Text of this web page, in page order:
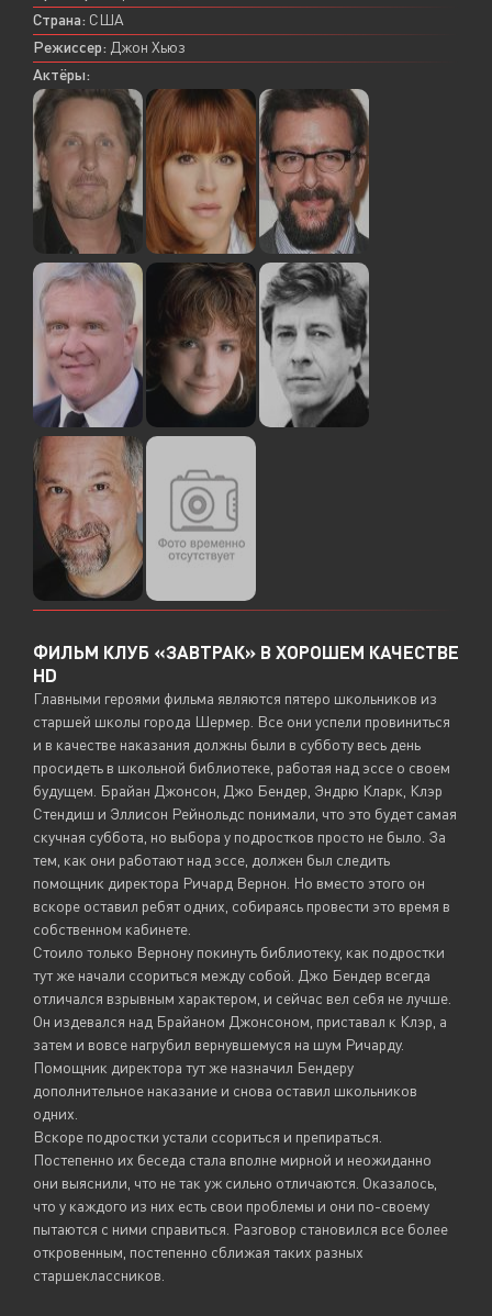
Страна: США
Режиссер: Джон Хьюз
Актёры:
ФИЛЬМ КЛУБ «ЗАВТРАК» В ХОРОШЕМ КАЧЕСТВЕ
HD
Главными героями фильма являются пятеро школьников из
старшей школы города Шермер. Все они успели провиниться
и в качестве наказания должны были в субботу весь день
просидеть в школьной библиотеке, работая над эссе о своем
будущем. Брайан Джонсон, Джо Бендер, Эндрю Кларк, Клэр
Стендиш и Эллисон Рейнольдс понимали, что это будет самая
скучная суббота, но выбора у подростков просто не было. За
тем, как они работают над эссе, должен был следить
помощник директора Ричард Вернон. Но вместо этого он
вскоре оставил ребят одних, собираясь провести это время в
собственном кабинете.
Стоило только Вернону покинуть библиотеку, как подростки
тут же начали ссориться между собой. Джо Бендер всегда
отличался взрывным характером, и сейчас вел себя не лучше.
Он издевался над Брайаном Джонсоном, приставал к Клэр, а
затем и вовсе нагрубил вернувшемуся на шум Ричарду.
Помощник директора тут же назначил Бендеру
дополнительное наказание и снова оставил школьников
одних.
Вскоре подростки устали ссориться и препираться.
Постепенно их беседа стала вполне мирной и неожиданно
они выяснили, что не так уж сильно отличаются. Оказалось,
что у каждого из них есть свои проблемы и они по-своему
пытаются с ними справиться. Разговор становился все более
откровенным, постепенно сближая таких разных
старшеклассников.